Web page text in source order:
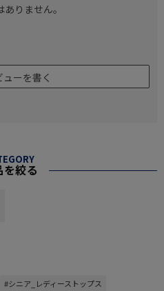
りません。
ューを書く
を絞る
#シニア_レディーストップス